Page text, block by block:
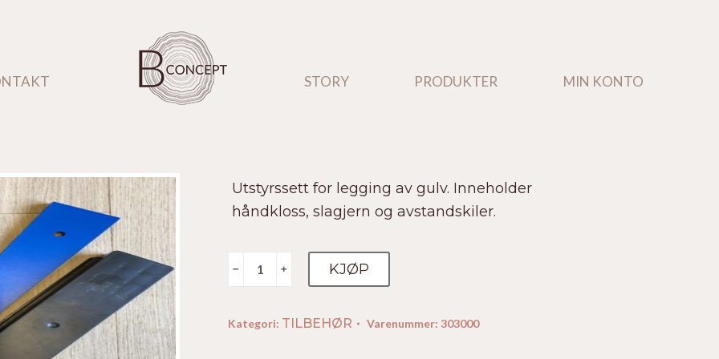
STORY PRODUKTER MIN KONTO
Utstyrssett for legging av gulv. Inneholder
håndkloss, slagjern og avstandskiler.
Leggesett
﹣ ﹢ KJØP
Kategori: TILBEHØR Varenummer: 303000
STORY PRODUKTER MIN KONTO